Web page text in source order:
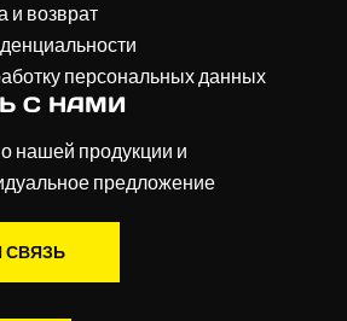
и возврат
персональных данных
С НАМИ
нашей продукции и
предложение
СВЯЗЬ